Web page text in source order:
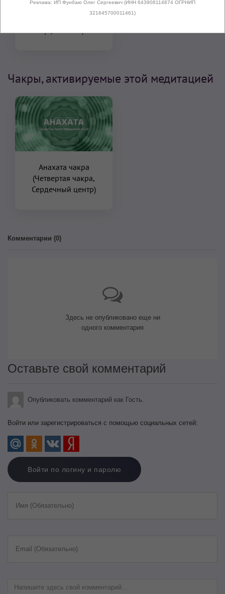
Чакры, активируемые этой медитацией
Анахата чакра
(Четвертая чакра,
Сердечный центр)
Комментарии (0)
Здесь не опубликовано еще ни
одного комментария
Оставьте свой комментарий
Опубликовать комментарий как Гость.
Войти или зарегистрироваться с помощью социальных сетей:
Войти по логину и паролю
Имя (Обязательно)
Email (Обязательно)
Реклама: ИП Фунбаю Олег Сергеевич (ИНН 643908114874 ОГРНИП
321645700011461)